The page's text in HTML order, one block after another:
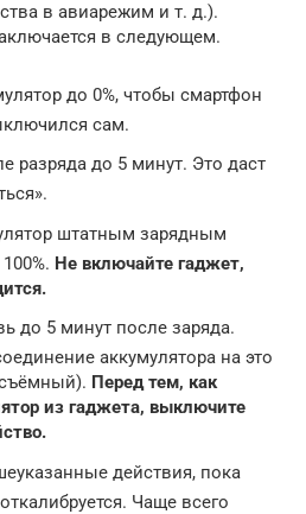
в авиарежим и т. д.).
в следующем.
до 0%, чтобы смартфон
сам.
разряда до 5 минут. Это даст
штатным зарядным
Не включайте гаджет,
до 5 минут после заряда.
аккумулятора на это
Перед тем, как
из гаджета, выключите
действия, пока
Чаще всего